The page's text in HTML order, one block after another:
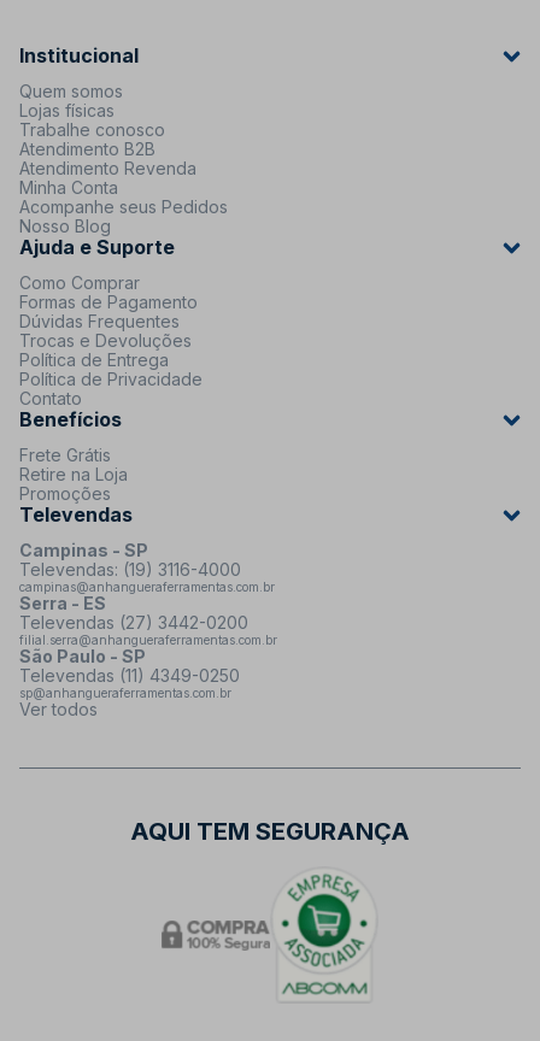
Institucional
Quem somos
Lojas físicas
Trabalhe conosco
Atendimento B2B
Atendimento Revenda
Minha Conta
Acompanhe seus Pedidos
Nosso Blog
Ajuda e Suporte
Como Comprar
Formas de Pagamento
Dúvidas Frequentes
Trocas e Devoluções
Política de Entrega
Política de Privacidade
Contato
Benefícios
Frete Grátis
Retire na Loja
Promoções
Televendas
Campinas - SP
Televendas: (19) 3116-4000
campinas@anhangueraferramentas.com.br
Serra - ES
Televendas (27) 3442-0200
filial.serra@anhangueraferramentas.com.br
São Paulo - SP
Televendas (11) 4349-0250
sp@anhangueraferramentas.com.br
Ver todos
AQUI TEM SEGURANÇA